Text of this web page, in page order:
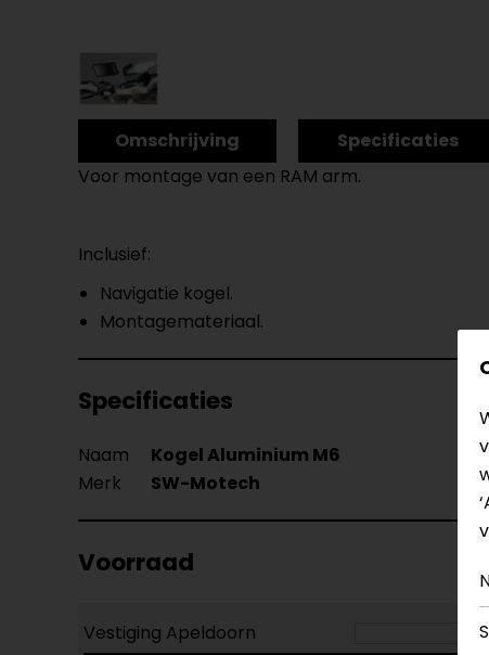
Omschrijving Specificaties
Voor montage van een RAM arm.
Inclusief:
Navigatie kogel.
Montagemateriaal.
Specificaties
Naam Kogel Aluminium M6
Merk
SW-Motech
Voorraad
Vestiging Apeldoorn